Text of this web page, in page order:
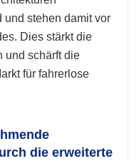
und stehen damit vor
Dies stärkt die
und schärft die
für fahrerlose
die erweiterte